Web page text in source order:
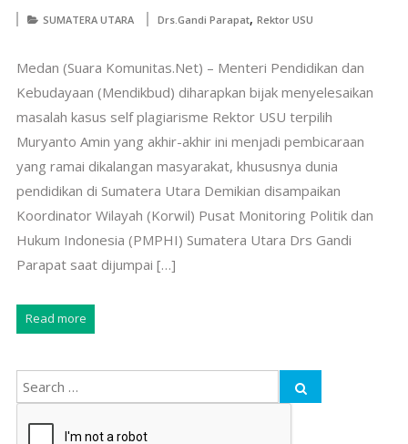
SUMATERA UTARA Drs.Gandi Parapat, Rektor USU
Medan (Suara Komunitas.Net) – Menteri Pendidikan dan
Kebudayaan (Mendikbud) diharapkan bijak menyelesaikan
masalah kasus self plagiarisme Rektor USU terpilih
Muryanto Amin yang akhir-akhir ini menjadi pembicaraan
yang ramai dikalangan masyarakat, khususnya dunia
pendidikan di Sumatera Utara Demikian disampaikan
Koordinator Wilayah (Korwil) Pusat Monitoring Politik dan
Hukum Indonesia (PMPHI) Sumatera Utara Drs Gandi
Parapat saat dijumpai […]
Read more